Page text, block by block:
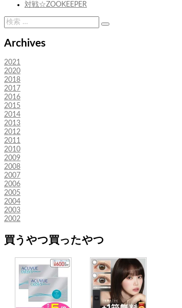
対戦☆ZOOKEEPER
検
索:
Archives
2021
2020
2018
2017
2016
2015
2014
2013
2012
2011
2010
2009
2008
2007
2006
2005
2004
2003
2002
買うやつ買ったやつ